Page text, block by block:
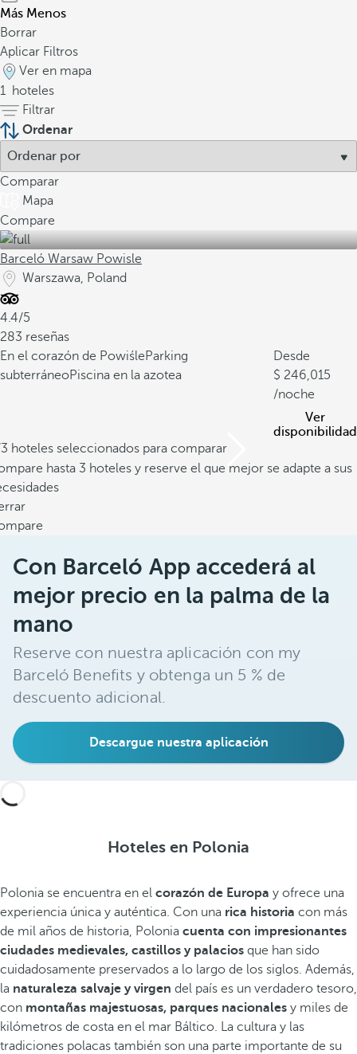
Más Menos
Borrar
Aplicar Filtros
Ver en mapa
1 hoteles
Filtrar
Ordenar
Comparar
Mapa
Compare
Barceló Warsaw Powisle
Warszawa, Poland
4.4/5
283 reseñas
En el corazón de PowiśleParking
subterráneoPiscina en la azotea
Desde
246,015
/noche
Ver
disponibilidad
hoteles seleccionados para comparar
hasta 3 hoteles y reserve el que mejor se adapte a sus
Con Barceló App accederá al
mejor precio en la palma de la
mano
Reserve con nuestra aplicación con my
Barceló Benefits y obtenga un 5 % de
descuento adicional.
Descargue nuestra aplicación
Hoteles en Polonia
Polonia se encuentra en el corazón de Europa y ofrece una
experiencia única y auténtica. Con una rica historia con más
de mil años de historia, Polonia cuenta con impresionantes
ciudades medievales, castillos y palacios que han sido
cuidadosamente preservados a lo largo de los siglos. Además,
la naturaleza salvaje y virgen del país es un verdadero tesoro,
con montañas majestuosas, parques nacionales y miles de
kilómetros de costa en el mar Báltico. La cultura y las
tradiciones polacas también son una parte importante de su